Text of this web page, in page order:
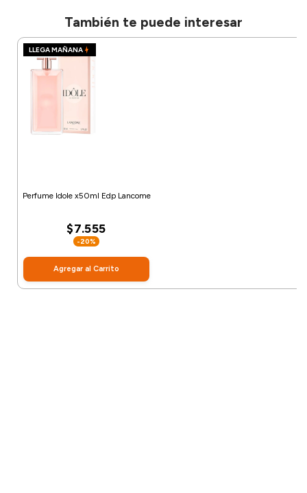
También te puede interesar
LLEGA MAÑANA
Perfume Idole x50ml Edp Lancome
$7.555
-20%
Agregar al Carrito